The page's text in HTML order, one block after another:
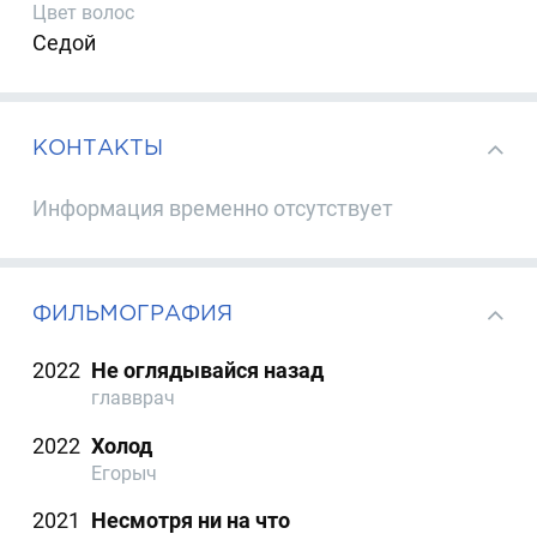
Цвет волос
Седой
КОНТАКТЫ
Информация временно отсутствует
ФИЛЬМОГРАФИЯ
2022 Не оглядывайся назад
главврач
2022 Холод
Егорыч
2021 Несмотря ни на что